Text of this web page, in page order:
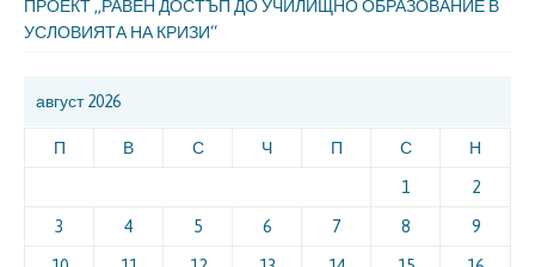
ПРОЕКТ ,,РАВЕН ДОСТЪП ДО УЧИЛИЩНО ОБРАЗОВАНИЕ В
УСЛОВИЯТА НА КРИЗИ“
август 2026
П В С Ч П С Н
1 2
3 4 5 6 7 8 9